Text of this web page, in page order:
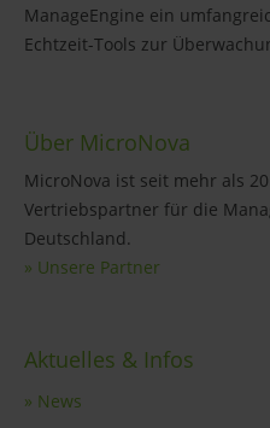
ManageEngine ein
Echtzeit-Tools zur
Über MicroNova
MicroNova ist seit mehr als
Vertriebspartner für die
Deutschland.
» Unsere Partner
Aktuelles & Infos
» News